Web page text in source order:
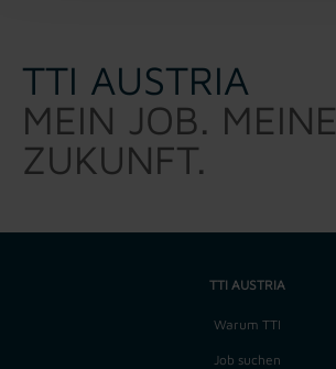
TTI AUSTRIA
MEIN JOB. MEINE
ZUKUNFT.
TTI AUSTRIA
Warum TTI
Job suchen